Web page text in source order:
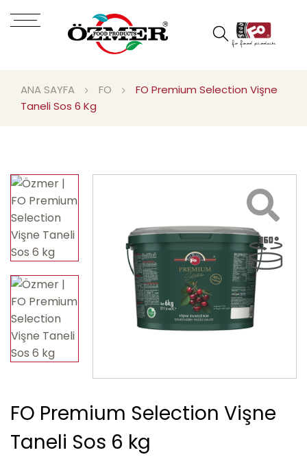
ANA SAYFA FO
FO Premium Selection Vişne
Taneli Sos 6 Kg
FO Premium Selection Vişne
Taneli Sos 6 kg